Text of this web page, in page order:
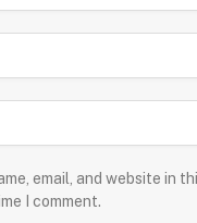
email, and website in
I comment.